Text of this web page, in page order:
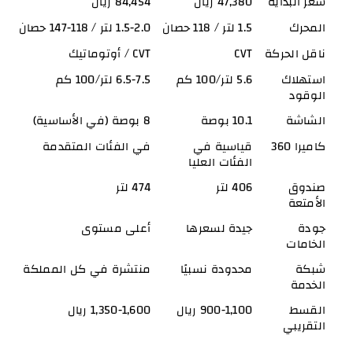
المحرك
1.5 لتر / 118 حصان
1.5-2.0 لتر / 118-147 حصان
ناقل الحركة
CVT
CVT / أوتوماتيك
الوقود
5.6 لتر/100 كم
6.5-7.5 لتر/100 كم
الشاشة
10.1 بوصة
8 بوصة (في الأساسية)
كاميرا 360
الفئات العليا
في الفئات المتقدمة
الأمتعة
406 لتر
474 لتر
الخامات
جيدة لسعرها
أعلى مستوى
الخدمة
محدودة نسبيًا
منتشرة في كل المملكة
التقريبي
900-1,100 ريال 1,350-1,600 ريال